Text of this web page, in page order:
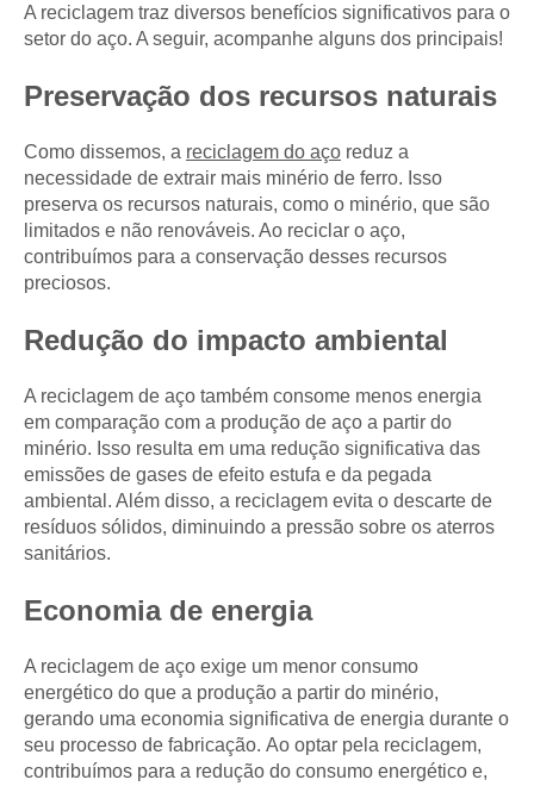
A reciclagem traz diversos benefícios significativos para o
setor do aço. A seguir, acompanhe alguns dos principais!
Preservação dos recursos naturais
Como dissemos, a reciclagem do aço reduz a
necessidade de extrair mais minério de ferro. Isso
preserva os recursos naturais, como o minério, que são
limitados e não renováveis. Ao reciclar o aço,
contribuímos para a conservação desses recursos
preciosos.
Redução do impacto ambiental
A reciclagem de aço também consome menos energia
em comparação com a produção de aço a partir do
minério. Isso resulta em uma redução significativa das
emissões de gases de efeito estufa e da pegada
ambiental. Além disso, a reciclagem evita o descarte de
resíduos sólidos, diminuindo a pressão sobre os aterros
sanitários.
Economia de energia
A reciclagem de aço exige um menor consumo
energético do que a produção a partir do minério,
gerando uma economia significativa de energia durante o
seu processo de fabricação. Ao optar pela reciclagem,
contribuímos para a redução do consumo energético e,